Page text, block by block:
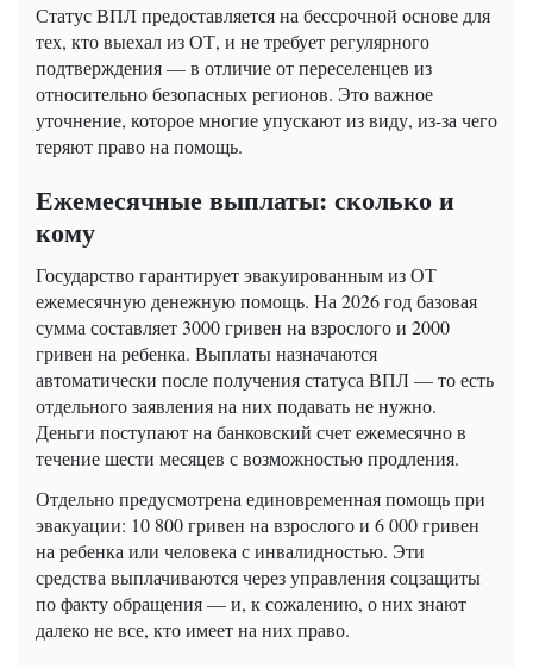
Статус ВПЛ предоставляется на бессрочной основе для
тех, кто выехал из ОТ, и не требует регулярного
подтверждения — в отличие от переселенцев из
относительно безопасных регионов. Это важное
уточнение, которое многие упускают из виду, из-за чего
теряют право на помощь.
Ежемесячные выплаты: сколько и
кому
Государство гарантирует эвакуированным из ОТ
ежемесячную денежную помощь. На 2026 год базовая
сумма составляет 3000 гривен на взрослого и 2000
гривен на ребенка. Выплаты назначаются
автоматически после получения статуса ВПЛ — то есть
отдельного заявления на них подавать не нужно.
Деньги поступают на банковский счет ежемесячно в
течение шести месяцев с возможностью продления.
Отдельно предусмотрена единовременная помощь при
эвакуации: 10 800 гривен на взрослого и 6 000 гривен
на ребенка или человека с инвалидностью. Эти
средства выплачиваются через управления соцзащиты
по факту обращения — и, к сожалению, о них знают
далеко не все, кто имеет на них право.